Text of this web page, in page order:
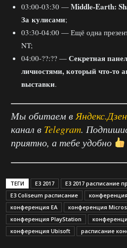
03:00-03:30 — Middle-Earth:
За кулисами;
03:30-04:00 — Ещё одна
NT;
04:00-??:?? — Секретная
личностями, который что-то
выставки.
Мы обитаем в
канал в Telegram.
приятно, а тебе удобно
ТЕГИ E3 2017 E3 2017 расписание
E3 Coliseum расписание
конференция EA
конференция
конференция PlayStation
конференция Ubisoft
расписание